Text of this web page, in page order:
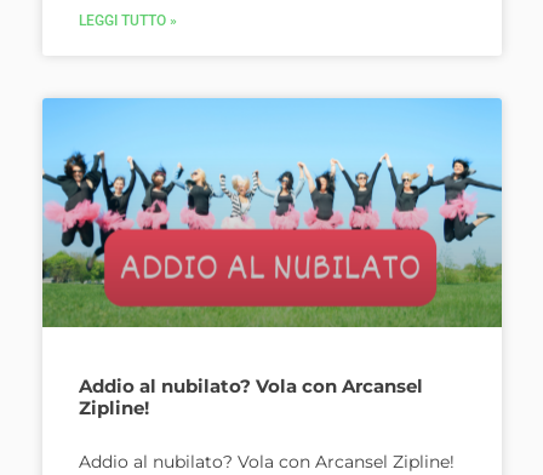
LEGGI TUTTO »
Addio al nubilato? Vola con Arcansel
Zipline!
Addio al nubilato? Vola con Arcansel Zipline!